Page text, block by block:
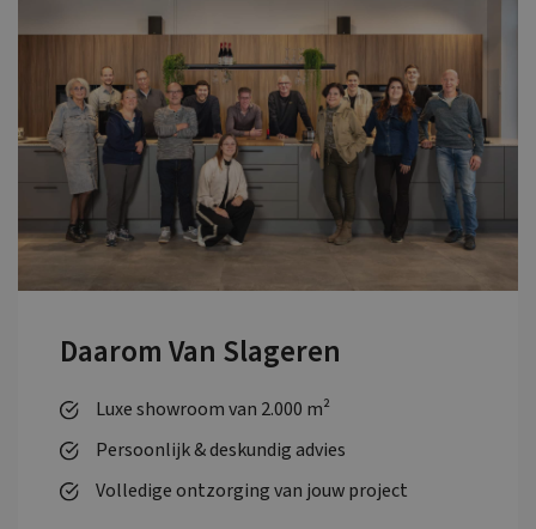
Daarom Van Slageren
Luxe showroom van 2.000 m²
Persoonlijk & deskundig advies
Volledige ontzorging van jouw project